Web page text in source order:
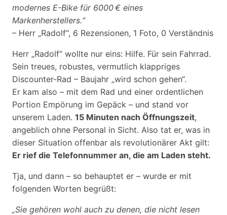
modernes E-Bike für 6000 € eines
Markenherstellers.“
– Herr „Radolf“, 6 Rezensionen, 1 Foto, 0 Verständnis
Herr „Radolf“ wollte nur eins: Hilfe. Für sein Fahrrad.
Sein treues, robustes, vermutlich klappriges
Discounter-Rad – Baujahr „wird schon gehen“.
Er kam also – mit dem Rad und einer ordentlichen
Portion Empörung im Gepäck – und stand vor
unserem Laden. 15 Minuten nach Öffnungszeit,
angeblich ohne Personal in Sicht. Also tat er, was in
dieser Situation offenbar als revolutionärer Akt gilt:
Er rief die Telefonnummer an, die am Laden steht.
Tja, und dann – so behauptet er – wurde er mit
folgenden Worten begrüßt:
„Sie gehören wohl auch zu denen, die nicht lesen